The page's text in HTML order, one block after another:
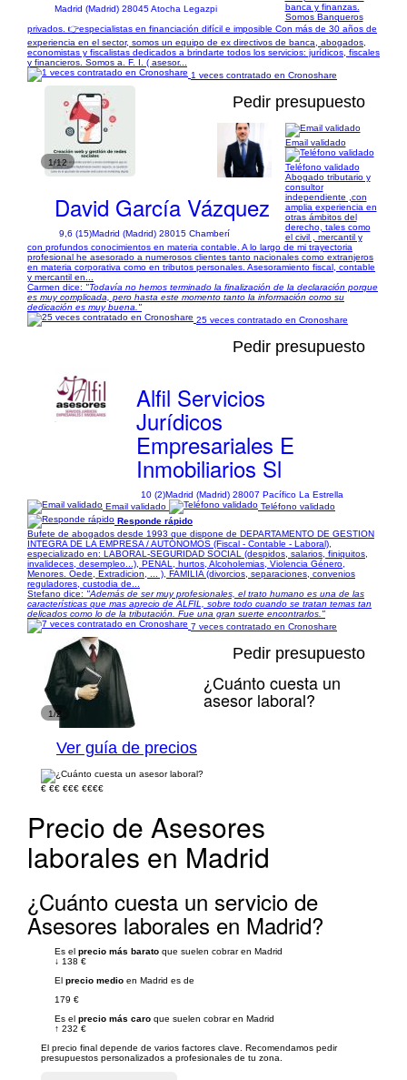
Madrid (Madrid) 28045 Atocha Legazpi
banca y finanzas.
Somos Banqueros
privados. 👉especialistas en financiación difícil e imposible Con más de 30 años de
experiencia en el sector, somos un equipo de ex directivos de banca, abogados,
economistas y fiscalistas dedicados a brindarte todos los servicios: jurídicos, fiscales
y financieros. Somos a. F. I. ( asesor...
1 veces contratado en Cronoshare
1/12
Pedir presupuesto
David García Vázquez
9,6 (15)Madrid (Madrid) 28015 Chamberí
Email validado
Teléfono validado
Abogado tributario y
consultor
independiente ,con
amplia experiencia en
otras ámbitos del
derecho, tales como
el civil , mercantil y
con profundos conocimientos en materia contable. A lo largo de mi trayectoria
profesional he asesorado a numerosos clientes tanto nacionales como extranjeros
en materia corporativa como en tributos personales. Asesoramiento fiscal, contable
y mercantil en...
Carmen dice: "Todavía no hemos terminado la finalización de la declaración porque
es muy complicada, pero hasta este momento tanto la información como su
dedicación es muy buena."
25 veces contratado en Cronoshare
Pedir presupuesto
Alfil Servicios
Jurídicos
Empresariales E
Inmobiliarios Sl
10 (2)Madrid (Madrid) 28007 Pacífico La Estrella
Email validado
Teléfono validado
Responde rápido
Bufete de abogados desde 1993 que dispone de DEPARTAMENTO DE GESTION
INTEGRA DE LA EMPRESA / AUTÓNOMOS (Fiscal - Contable - Laboral),
especializado en: LABORAL-SEGURIDAD SOCIAL (despidos, salarios, finiquitos,
invalideces, desempleo...), PENAL, hurtos, Alcoholemias, Violencia Género,
Menores. Oede, Extradicion, ... ), FAMILIA (divorcios, separaciones, convenios
reguladores, custodia de...
Stefano dice: "Además de ser muy profesionales, el trato humano es una de las
características que mas aprecio de ALFIL, sobre todo cuando se tratan temas tan
delicados como lo de la tributación. Fue una gran suerte encontrarlos."
7 veces contratado en Cronoshare
1/2
Pedir presupuesto
¿Cuánto cuesta un
asesor laboral?
Ver guía de precios
€ €€ €€€ €€€€
Precio de Asesores
laborales en Madrid
¿Cuánto cuesta un servicio de
Asesores laborales en Madrid?
Es el precio más barato que suelen cobrar en Madrid
↓ 138 €
El precio medio en Madrid es de
179 €
Es el precio más caro que suelen cobrar en Madrid
↑ 232 €
El precio final depende de varios factores clave. Recomendamos pedir
presupuestos personalizados a profesionales de tu zona.